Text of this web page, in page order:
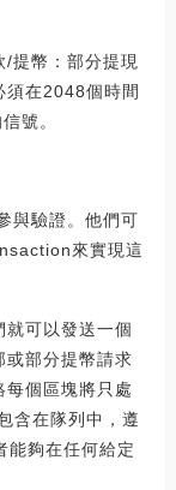
提幣：部分提現
須在2048個時間
號。
與驗證。他們可
來實現這
可以發送一個
或部分提幣請求
個區塊將只處
含在隊列中，遵
能夠在任何給定